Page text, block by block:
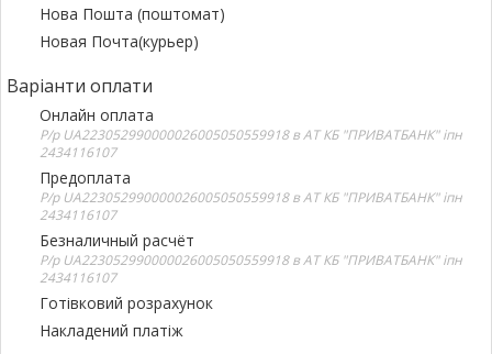
Нова Пошта (поштомат)
Новая Почта(курьер)
Варіанти оплати
Онлайн оплата
Р/р UA223052990000026005050559918 в АТ КБ "ПРИВАТБАНК" іпн
2434116107
Предоплата
Р/р UA223052990000026005050559918 в АТ КБ "ПРИВАТБАНК" іпн
2434116107
Безналичный расчёт
Р/р UA223052990000026005050559918 в АТ КБ "ПРИВАТБАНК" іпн
2434116107
Готівковий розрахунок
Накладений платіж